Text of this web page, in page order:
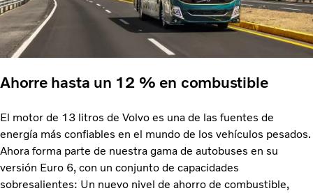
Ahorre hasta un 12 % en combustible
El motor de 13 litros de Volvo es una de las fuentes de
energía más confiables en el mundo de los vehículos pesados.
Ahora forma parte de nuestra gama de autobuses en su
versión Euro 6, con un conjunto de capacidades
sobresalientes: Un nuevo nivel de ahorro de combustible,